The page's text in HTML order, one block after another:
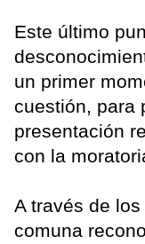
Este último
un primer
cuestión, para
presentación
con la
A través de
comuna